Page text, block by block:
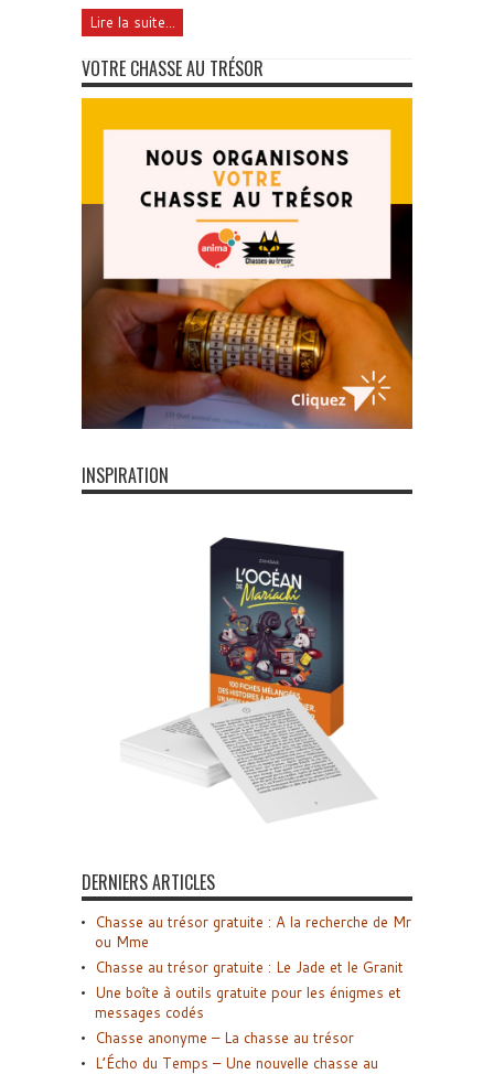
Lire la suite...
VOTRE CHASSE AU TRÉSOR
INSPIRATION
DERNIERS ARTICLES
Chasse au trésor gratuite : A la recherche de Mr
ou Mme
Chasse au trésor gratuite : Le Jade et le Granit
Une boîte à outils gratuite pour les énigmes et
messages codés
Chasse anonyme – La chasse au trésor
L’Écho du Temps – Une nouvelle chasse au